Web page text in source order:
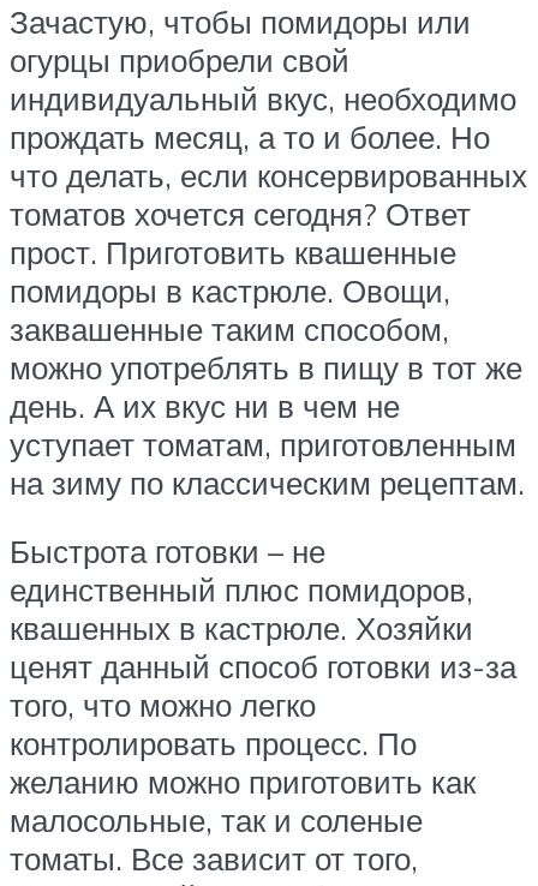
Зачастую, чтобы помидоры или
огурцы приобрели свой
индивидуальный вкус, необходимо
прождать месяц, а то и более. Но
что делать, если консервированных
томатов хочется сегодня? Ответ
прост. Приготовить квашенные
помидоры в кастрюле. Овощи,
заквашенные таким способом,
можно употреблять в пищу в тот же
день. А их вкус ни в чем не
уступает томатам, приготовленным
на зиму по классическим рецептам.
Быстрота готовки – не
единственный плюс помидоров,
квашенных в кастрюле. Хозяйки
ценят данный способ готовки из-за
того, что можно легко
контролировать процесс. По
желанию можно приготовить как
малосольные, так и соленые
томаты. Все зависит от того,